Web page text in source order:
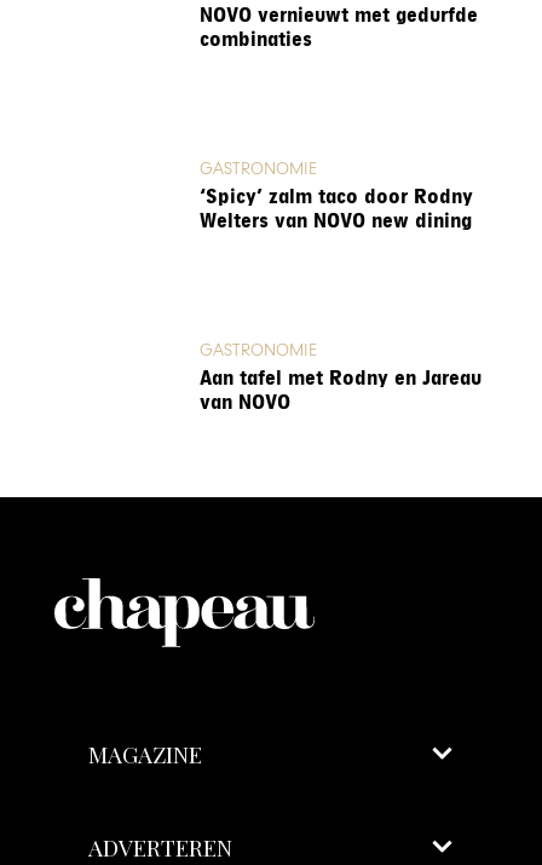
NOVO vernieuwt met gedurfde
combinaties
GASTRONOMIE
‘Spicy’ zalm taco door Rodny
Welters van NOVO new dining
GASTRONOMIE
Aan tafel met Rodny en Jareau
van NOVO
MAGAZINE
ADVERTEREN